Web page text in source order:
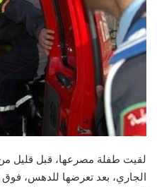
الجاري، بعد تعرضها للدهس،